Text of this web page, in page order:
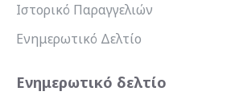
Ιστορικό Παραγγελιών
Ενημερωτικό Δελτίο
Ενημερωτικό δελτίο